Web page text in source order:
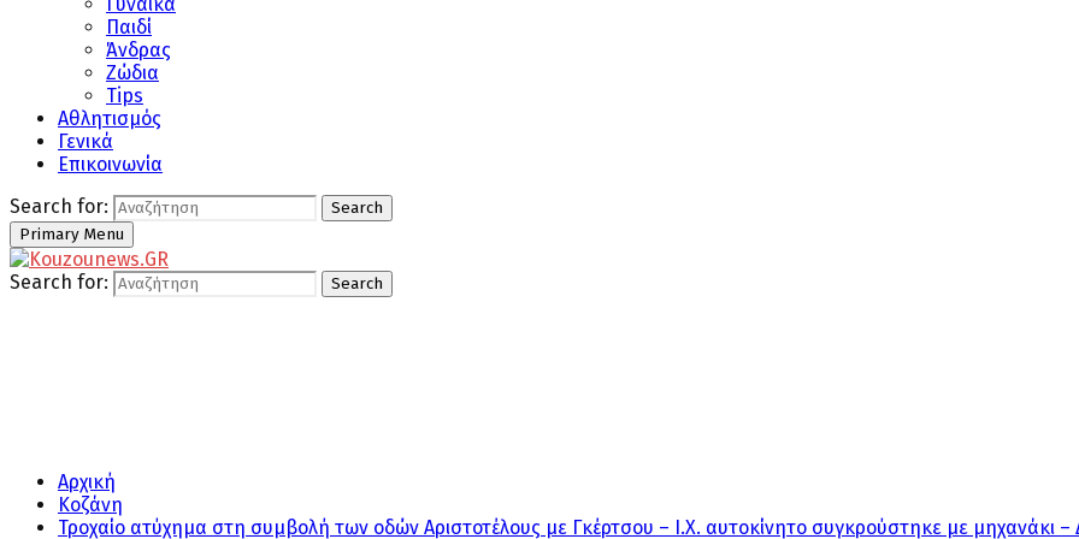
Παιδί
Άνδρας
Ζώδια
Tips
Αθλητισμός
Γενικά
Επικοινωνία
Search for:
Search
Primary Menu
Search for: Search
Αρχική
Κοζάνη
Τροχαίο ατύχημα στη συμβολή των οδών Αριστοτέλους με Γκέρτσου – Ι.Χ. αυτοκίνητο συγκρούστηκε με μηχανάκι –